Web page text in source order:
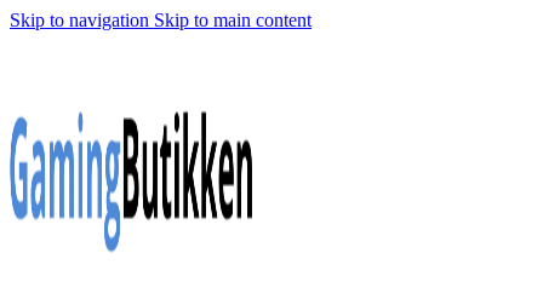
Skip to navigation Skip to main content